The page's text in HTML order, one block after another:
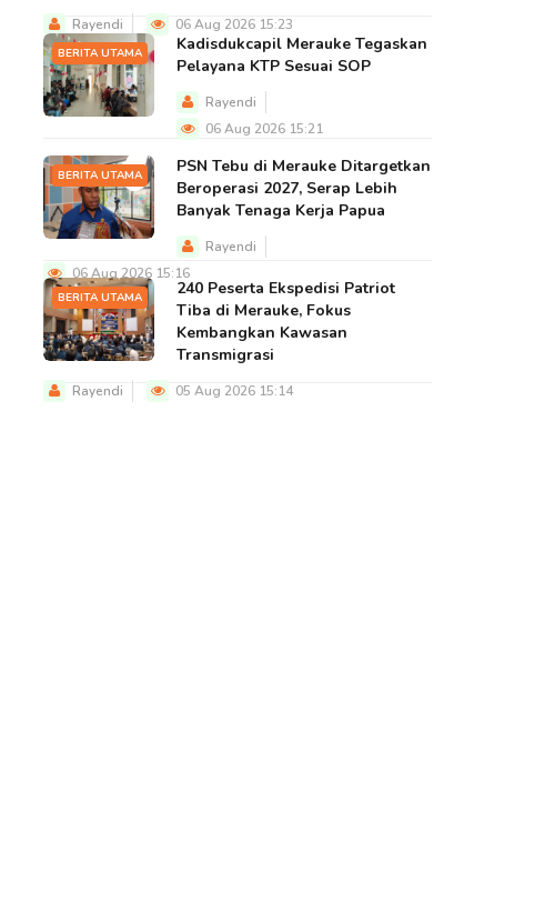
Rayendi 06 Aug 2026 15:23
BERITA UTAMA
Kadisdukcapil Merauke Tegaskan
Pelayana KTP Sesuai SOP
Rayendi
06 Aug 2026 15:21
BERITA UTAMA
PSN Tebu di Merauke Ditargetkan
Beroperasi 2027, Serap Lebih
Banyak Tenaga Kerja Papua
Rayendi
06 Aug 2026 15:16
BERITA UTAMA
240 Peserta Ekspedisi Patriot
Tiba di Merauke, Fokus
Kembangkan Kawasan
Transmigrasi
Rayendi 05 Aug 2026 15:14